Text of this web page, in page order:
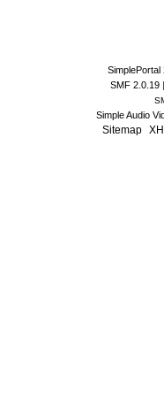
SMF 2.0.19|
Simple Audio
Sitemap